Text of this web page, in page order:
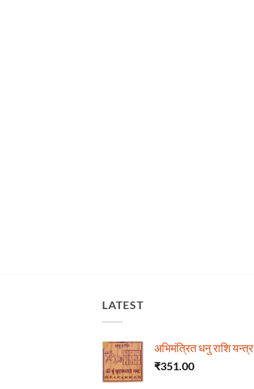
LATEST
अभिमंत्रित धनु राशि यन्त्र
₹351.00